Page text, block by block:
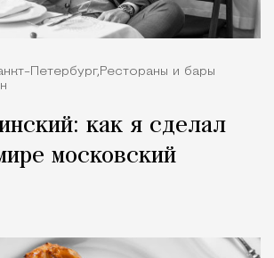
Петербург,Рестораны и бары
как я сделал
московский